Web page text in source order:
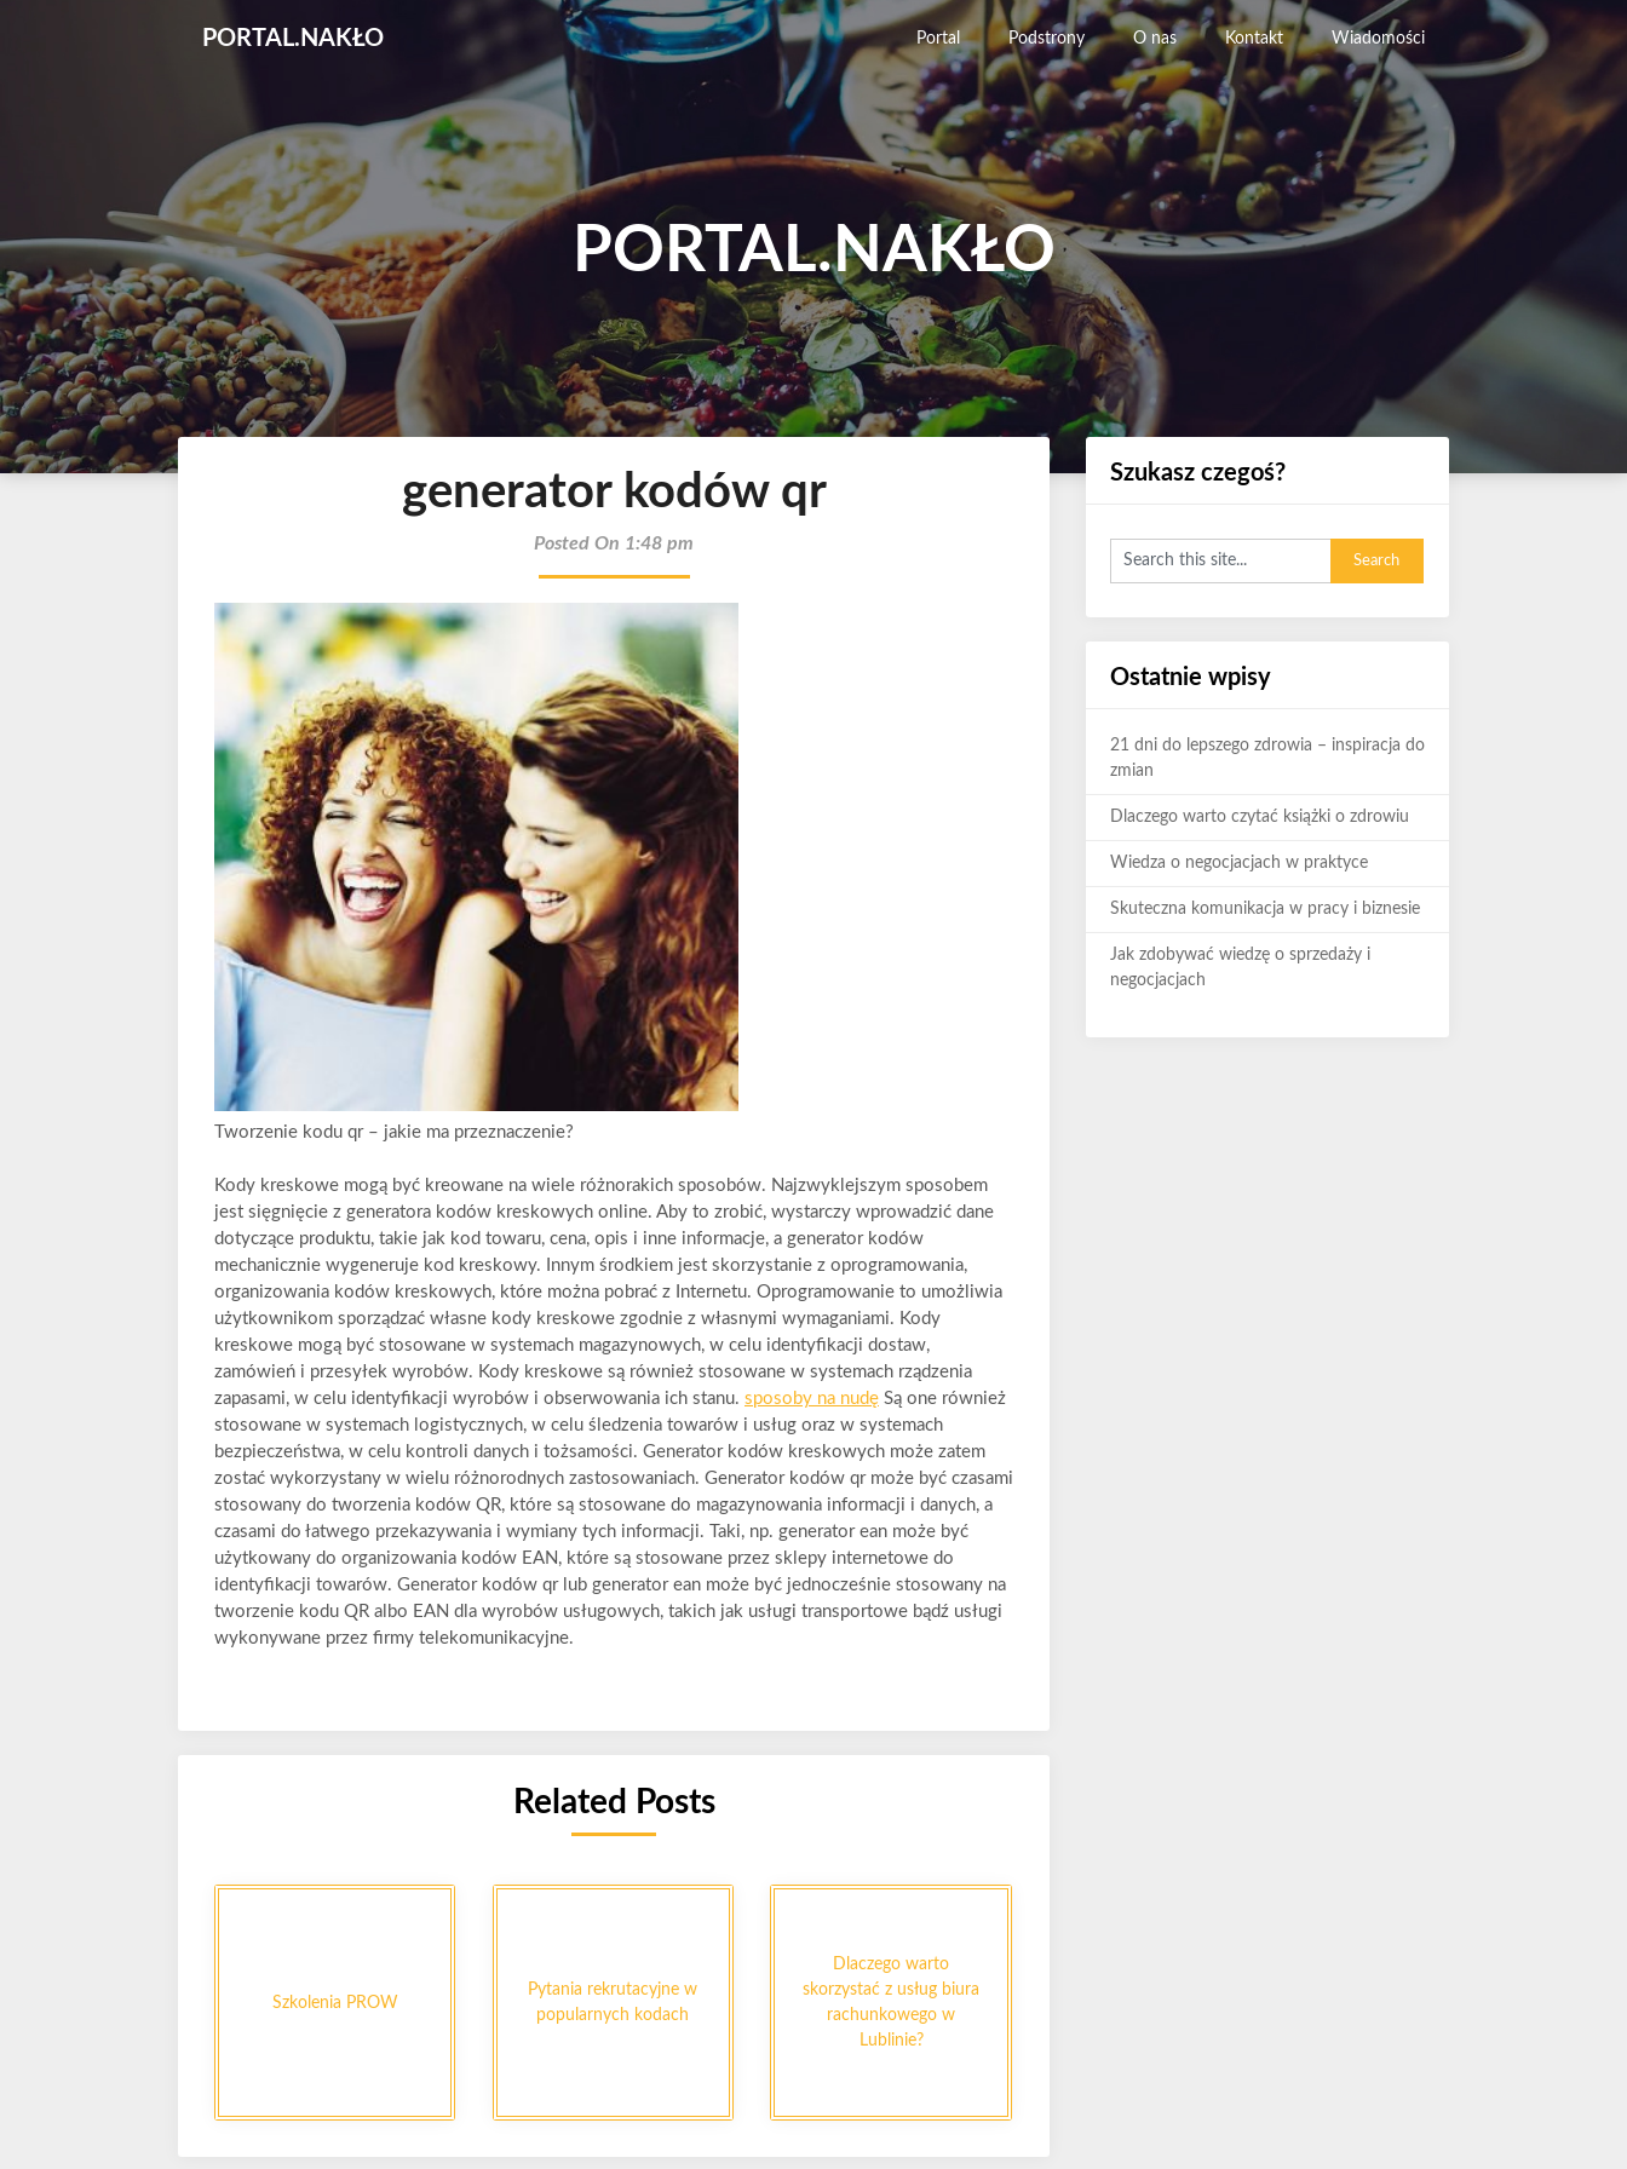
PORTAL.NAKŁO Portal Podstrony O nas Kontakt Wiadomości
PORTAL.NAKŁO
generator kodów qr
Posted On 1:48 pm
Tworzenie kodu qr – jakie ma przeznaczenie?
Kody kreskowe mogą być kreowane na wiele różnorakich sposobów. Najzwyklejszym sposobem
jest sięgnięcie z generatora kodów kreskowych online. Aby to zrobić, wystarczy wprowadzić dane
dotyczące produktu, takie jak kod towaru, cena, opis i inne informacje, a generator kodów
mechanicznie wygeneruje kod kreskowy. Innym środkiem jest skorzystanie z oprogramowania,
organizowania kodów kreskowych, które można pobrać z Internetu. Oprogramowanie to umożliwia
użytkownikom sporządzać własne kody kreskowe zgodnie z własnymi wymaganiami. Kody
kreskowe mogą być stosowane w systemach magazynowych, w celu identyfikacji dostaw,
zamówień i przesyłek wyrobów. Kody kreskowe są również stosowane w systemach rządzenia
zapasami, w celu identyfikacji wyrobów i obserwowania ich stanu. sposoby na nudę Są one również
stosowane w systemach logistycznych, w celu śledzenia towarów i usług oraz w systemach
bezpieczeństwa, w celu kontroli danych i tożsamości. Generator kodów kreskowych może zatem
zostać wykorzystany w wielu różnorodnych zastosowaniach. Generator kodów qr może być czasami
stosowany do tworzenia kodów QR, które są stosowane do magazynowania informacji i danych, a
czasami do łatwego przekazywania i wymiany tych informacji. Taki, np. generator ean może być
użytkowany do organizowania kodów EAN, które są stosowane przez sklepy internetowe do
identyfikacji towarów. Generator kodów qr lub generator ean może być jednocześnie stosowany na
tworzenie kodu QR albo EAN dla wyrobów usługowych, takich jak usługi transportowe bądź usługi
wykonywane przez firmy telekomunikacyjne.
Related Posts
Szkolenia PROW
Pytania rekrutacyjne w
popularnych kodach
Dlaczego warto
skorzystać z usług biura
rachunkowego w
Lublinie?
Szukasz czegoś?
Ostatnie wpisy
21 dni do lepszego zdrowia – inspiracja do
zmian
Dlaczego warto czytać książki o zdrowiu
Wiedza o negocjacjach w praktyce
Skuteczna komunikacja w pracy i biznesie
Jak zdobywać wiedzę o sprzedaży i
negocjacjach